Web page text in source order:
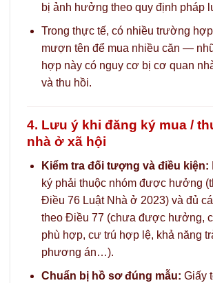
bị ảnh hưởng theo quy định pháp
Trong thực tế, có nhiều trường
mượn tên để mua nhiều căn —
hợp này có nguy cơ bị cơ quan
và thu hồi.
4. Lưu ý khi đăng ký mua /
nhà ở xã hội
Kiểm tra đối tượng và điều kiện:
ký phải thuộc nhóm được hưởng
Điều 76 Luật Nhà ở 2023) và đủ
theo Điều 77 (chưa được hưởng,
phù hợp, cư trú hợp lệ, khả năng
phương án…).
Chuẩn bị hồ sơ đúng mẫu: Giấy